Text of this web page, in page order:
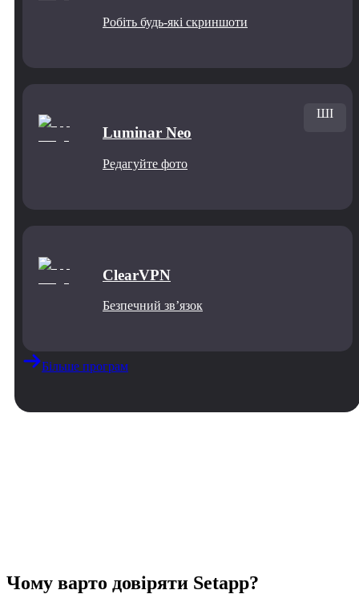
Робіть будь-які скриншоти
Luminar Neo
Редагуйте фото
ШІ
ClearVPN
Безпечний звʼязок
Більше програм
Чому варто довіряти Setapp?